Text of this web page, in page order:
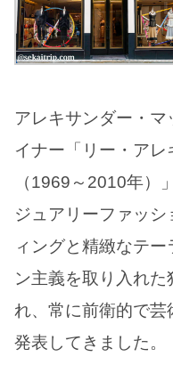
アレキサンダー・
イナー「リー・ア
（1969～2010年）
ジュアリーファッ
ィングと精緻なテ
ン主義を取り入れ
れ、常に前衛的で
発表してきました。